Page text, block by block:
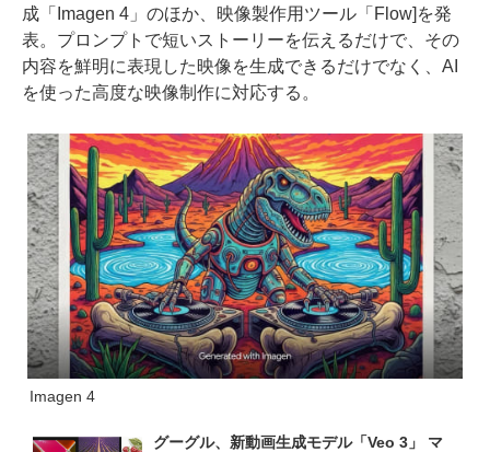
成「Imagen 4」のほか、映像製作用ツール「Flow]を発
表。プロンプトで短いストーリーを伝えるだけで、その
内容を鮮明に表現した映像を生成できるだけでなく、AI
を使った高度な映像制作に対応する。
Imagen 4
グーグル、新動画生成モデル「Veo 3」 マ